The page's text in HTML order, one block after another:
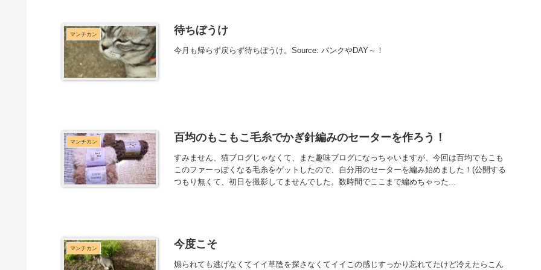
マンチカン 待ちぼうけ
今月も帰らず戻らず待ちぼうけ。Source: パンクやDAY～！
マンチカン 百均のもこもこ毛糸でかぎ針編みのセーターを作ろう！
すみません、猫ブログじゃなくて、また趣味ブログになっちゃいますが、今回は百均でもこも
このファーっぽくなる毛糸をゲットしたので、自分用のセーターを編み始めました！(公開する
つもり無くて、初日を撮影してませんでした。数時間でここまで編めちゃった...
マンチカン 今度こそ
煽られても逃げなくてイイ草陰を探さなくてイイこの感じすっかり忘れてたけど冷えたらこん